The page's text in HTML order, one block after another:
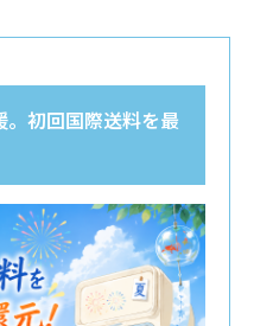
初回国際送料を最